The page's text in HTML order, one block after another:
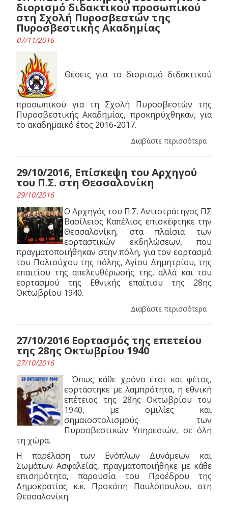
διορισμό διδακτικού προσωπικού
στη Σχολή Πυροσβεστών της
Πυροσβεστικής Ακαδημίας
07/11/2016
Θέσεις για το διορισμό διδακτικού
προσωπικού για τη Σχολή Πυροσβεστών της
Πυροσβεστικής Ακαδημίας, προκηρύχθηκαν, για
το ακαδημαϊκό έτος 2016-2017.
Διαβάστε περισσότερα
29/10/2016, Επίσκεψη του Αρχηγού
του Π.Σ. στη Θεσσαλονίκη
29/10/2016
Ο Αρχηγός του Π.Σ. Αντιστράτηγος ΠΣ
Βασίλειος Καπέλιος επισκέφτηκε την
Θεσσαλονίκη, στα πλαίσια των
εορταστικών εκδηλώσεων, που
πραγματοποιήθηκαν στην πόλη, για τον εορτασμό
του Πολιούχου της πόλης, Αγίου Δημητρίου, της
επαιτίου της απελευθέρωσής της, αλλά και του
εορτασμού της Εθνικής επαίτιου της 28ης
Οκτωβρίου 1940.
Διαβάστε περισσότερα
27/10/2016 Εορτασμός της επετείου
της 28ης Οκτωβρίου 1940
27/10/2016
Όπως κάθε χρόνο έτσι και φέτος,
εορτάστηκε με λαμπρότητα, η εθνική
επέτειος της 28ης Οκτωβρίου του
1940, με ομιλίες και
σημαιοστολισμούς των
Πυροσβεστικών Υπηρεσιών, σε όλη
τη χώρα.
Η παρέλαση των Ενόπλων Δυνάμεων και
Σωμάτων Ασφαλείας, πραγματοποιήθηκε με κάθε
επισημότητα, παρουσία του Προέδρου της
Δημοκρατίας κ.κ. Προκόπη Παυλόπουλου, στη
Θεσσαλονίκη.